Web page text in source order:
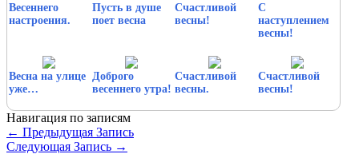
Весеннего
настроения.
Пусть в душе
поет весна
Счастливой
весны!
С
наступлением
весны!
Весна на улице
уже…
Доброго
весеннего утра!
Счастливой
весны.
Счастливой
весны!
Навигация по записям
← Предыдущая Запись
Следующая Запись →